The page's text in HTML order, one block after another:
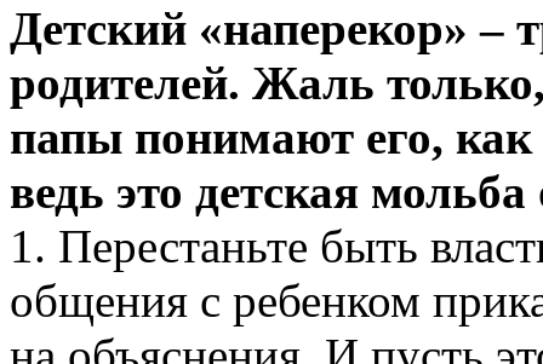
Детский «наперекор» –
родителей. Жаль
папы понимают его, как
ведь это детская
1. Перестаньте быть
общения с ребенком